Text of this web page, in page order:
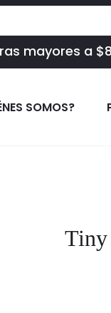
mayores a
SOMOS?
Tiny